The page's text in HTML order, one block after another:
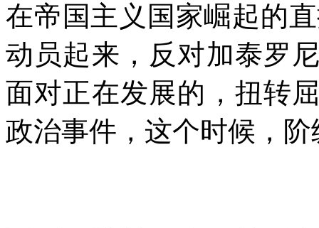
在帝国主义国家崛起的
动员起来，反对加泰罗
面对正在发展的，扭转
政治事件，这个时候，